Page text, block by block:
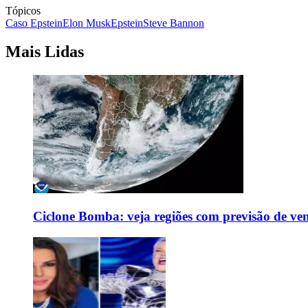
Tópicos
Caso EpsteinElon MuskEpsteinSteve Bannon
Mais Lidas
Ciclone Bomba: veja regiões com previsão de